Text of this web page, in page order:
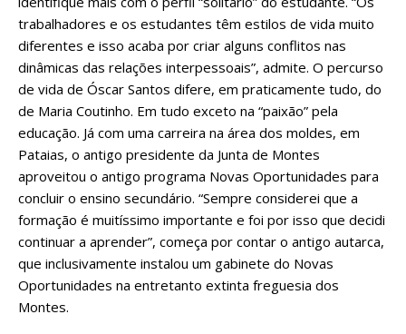
trabalhadores e os estudantes têm estilos de vida muito
diferentes e isso acaba por criar alguns conflitos nas
dinâmicas das relações interpessoais”, admite. O percurso
de vida de Óscar Santos difere, em praticamente tudo, do
de Maria Coutinho. Em tudo exceto na “paixão” pela
educação. Já com uma carreira na área dos moldes, em
Pataias, o antigo presidente da Junta de Montes
aproveitou o antigo programa Novas Oportunidades para
concluir o ensino secundário. “Sempre considerei que a
formação é muitíssimo importante e foi por isso que decidi
continuar a aprender”, começa por contar o antigo autarca,
que inclusivamente instalou um gabinete do Novas
Oportunidades na entretanto extinta freguesia dos
Montes.